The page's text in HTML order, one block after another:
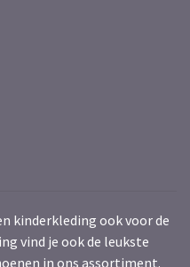
kinderkleding ook voor de
vind je ook de leukste
in ons assortiment.